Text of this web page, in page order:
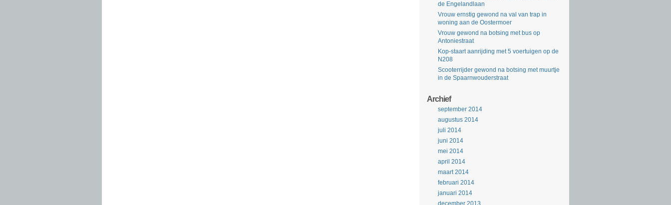
de Engelandlaan
Vrouw ernstig gewond na val van trap in
woning aan de Oostermoer
Vrouw gewond na botsing met bus op
Antoniestraat
Kop-staart aanrijding met 5 voertuigen op de
N208
Scooterrijder gewond na botsing met muurtje
in de Spaarnwouderstraat
Archief
september 2014
augustus 2014
juli 2014
juni 2014
mei 2014
april 2014
maart 2014
februari 2014
januari 2014
december 2013